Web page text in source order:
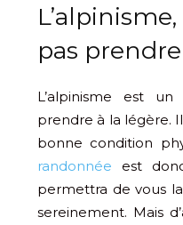
pas
L’alpinisme est
prendre à la légère.
bonne condition
randonnée est
permettra de vous
sereinement. Mais